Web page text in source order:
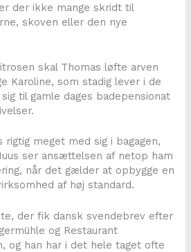
der ikke mange skridt til
skoven eller den nye
skal Thomas løfte arven
Karoline, som stadig lever i de
til gamle dages badepensionat
rigtig meget med sig i bagagen,
ser ansættelsen af netop ham
når det gælder at opbygge en
af høj standard.
der fik dansk svendebrev efter
og Restaurant
og han har i det hele taget ofte